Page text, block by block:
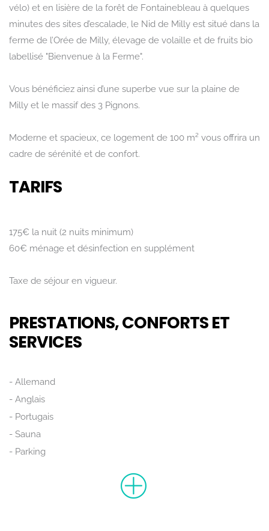
vélo) et en lisière de la forêt de Fontainebleau à quelques
minutes des sites d’escalade, le Nid de Milly est situé dans la
ferme de l’Orée de Milly, élevage de volaille et de fruits bio
labellisé "Bienvenue à la Ferme".
Vous bénéficiez ainsi d’une superbe vue sur la plaine de
Milly et le massif des 3 Pignons.
Moderne et spacieux, ce logement de 100 m² vous offrira un
cadre de sérénité et de confort.
TARIFS
175€ la nuit (2 nuits minimum)
60€ ménage et désinfection en supplément
Taxe de séjour en vigueur.
PRESTATIONS, CONFORTS ET
SERVICES
Allemand
Anglais
Portugais
Sauna
Parking